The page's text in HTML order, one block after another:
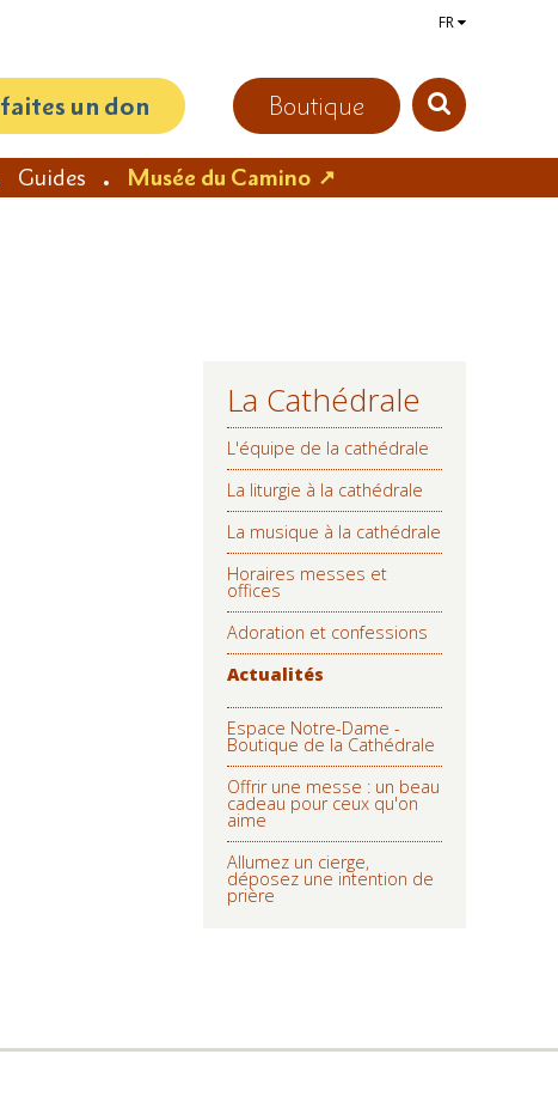
FR
Boutique
faites un don
Guides Musée du Camino
NAVIGATION
La Cathédrale
L'équipe de la cathédrale
La liturgie à la cathédrale
La musique à la cathédrale
Horaires messes et
offices
Adoration et confessions
Actualités
Espace Notre-Dame -
Boutique de la Cathédrale
Offrir une messe : un beau
cadeau pour ceux qu'on
aime
Allumez un cierge,
déposez une intention de
prière